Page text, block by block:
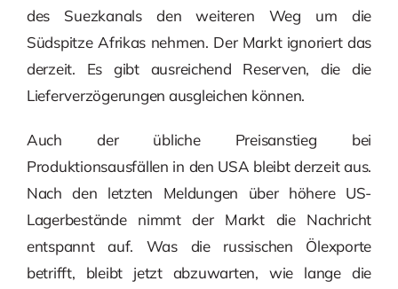
des Suezkanals den weiteren Weg um die
Südspitze Afrikas nehmen. Der Markt ignoriert das
derzeit. Es gibt ausreichend Reserven, die die
Lieferverzögerungen ausgleichen können.
Auch der übliche Preisanstieg bei
Produktionsausfällen in den USA bleibt derzeit aus.
Nach den letzten Meldungen über höhere US-
Lagerbestände nimmt der Markt die Nachricht
entspannt auf. Was die russischen Ölexporte
betrifft, bleibt jetzt abzuwarten, wie lange die